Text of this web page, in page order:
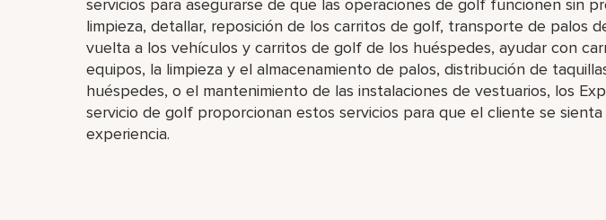
servicios para asegurarse de que las operaciones de golf funcionen sin
limpieza, detallar, reposición de los carritos de golf, transporte de palos
vuelta a los vehículos y carritos de golf de los huéspedes, ayudar con
equipos, la limpieza y el almacenamiento de palos, distribución de
huéspedes, o el mantenimiento de las instalaciones de vestuarios, los
servicio de golf proporcionan estos servicios para que el cliente se
experiencia.